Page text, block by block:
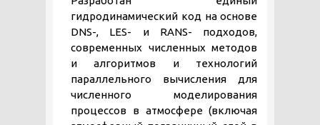
гидродинамический код на основе
DNS-, LES- и RANS- подходов,
современных численных методов
и алгоритмов и технологий
параллельного вычисления для
численного моделирования
процессов в атмосфере (включая